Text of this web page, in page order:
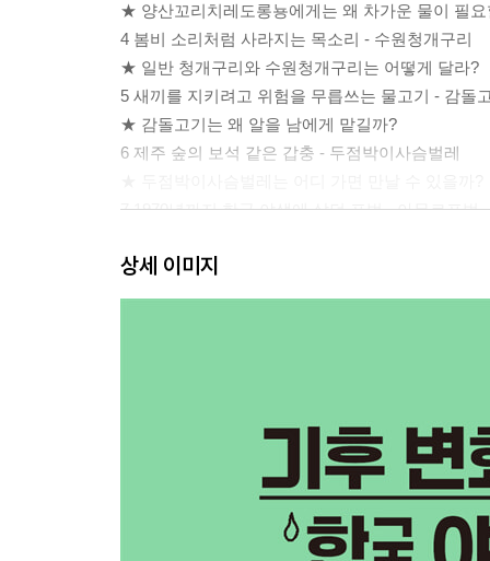
★ 양산꼬리치레도롱뇽에게는 왜 차가운 물이 필요
4 봄비 소리처럼 사라지는 목소리 - 수원청개구리
★ 일반 청개구리와 수원청개구리는 어떻게 달라?
5 새끼를 지키려고 위험을 무릅쓰는 물고기 - 감돌
★ 감돌고기는 왜 알을 남에게 맡길까?
6 제주 숲의 보석 같은 갑충 - 두점박이사슴벌레
7 1970년까지 한국 야생에 살던 표범 - 아무르표범
8 오삼이의 슬픈 모험 이야기 - 반달가슴곰
★ 오삼이는 왜 자꾸 지리산에서 뛰쳐나왔을까?
상세 이미지